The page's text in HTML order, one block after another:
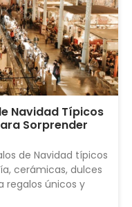
Navidad Típicos
Sorprender
de Navidad típicos
cerámicas, dulces
regalos únicos y